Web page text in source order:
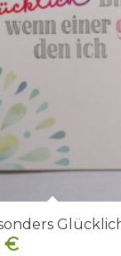
€Aktueller